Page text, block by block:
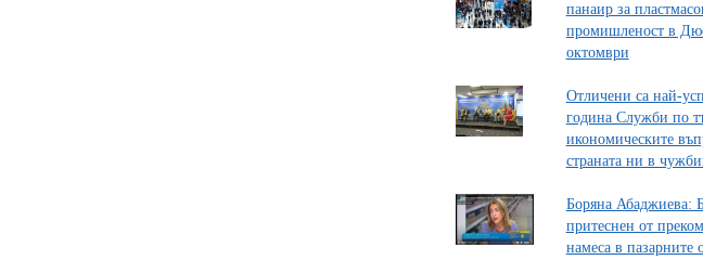
панаир за
промишленост в
октомври
Отличени са най-
година Служби по
икономическите
страната ни в
Боряна Абаджиева:
притеснен от
намеса в пазарните